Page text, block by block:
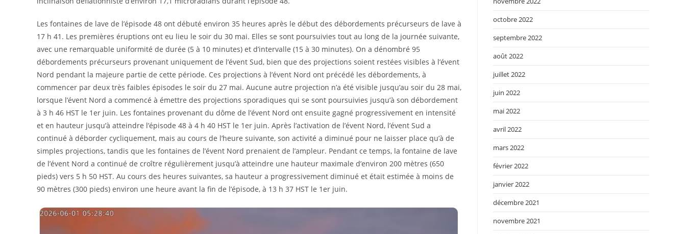
Les fontaines de lave de l’épisode 48 ont débuté environ 35 heures après le début des débordements précurseurs de lave à
17 h 41. Les premières éruptions ont eu lieu le soir du 30 mai. Elles se sont poursuivies tout au long de la journée suivante,
avec une remarquable uniformité de durée (5 à 10 minutes) et d’intervalle (15 à 30 minutes). On a dénombré 95
débordements précurseurs provenant uniquement de l’évent Sud, bien que des projections soient restées visibles à l’évent
Nord pendant la majeure partie de cette période. Ces projections à l’évent Nord ont précédé les débordements, à
commencer par deux très faibles épisodes le soir du 27 mai. Aucune autre projection n’a été visible jusqu’au soir du 28 mai,
lorsque l’évent Nord a commencé à émettre des projections sporadiques qui se sont poursuivies jusqu’à son débordement
à 3 h 46 HST le 1er juin. Les fontaines provenant du dôme de l’évent Nord ont ensuite gagné progressivement en intensité
et en hauteur jusqu’à atteindre l’épisode 48 à 4 h 40 HST le 1er juin. Après l’activation de l’évent Nord, l’évent Sud a
continué à déborder cycliquement, mais au cours de l’heure suivante, son activité a diminué pour ne laisser place qu’à de
simples projections, tandis que les fontaines de l’évent Nord prenaient de l’ampleur. Pendant ce temps, la fontaine de lave
de l’évent Nord a continué de croître régulièrement jusqu’à atteindre une hauteur maximale d’environ 200 mètres (650
pieds) vers 5 h 50 HST. Au cours des heures suivantes, sa hauteur a progressivement diminué et était estimée à moins de
90 mètres (300 pieds) environ une heure avant la fin de l’épisode, à 13 h 37 HST le 1er juin.
octobre 2022
septembre 2022
août 2022
juillet 2022
juin 2022
mai 2022
avril 2022
mars 2022
février 2022
janvier 2022
décembre 2021
novembre 2021